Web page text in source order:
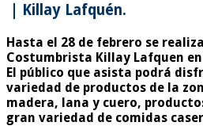
| Killay Lafquén.
Hasta el 28 de febrero se
Costumbrista Killay Lafquen
El público que asista podrá
variedad de productos de la
madera, lana y cuero,
gran variedad de comidas